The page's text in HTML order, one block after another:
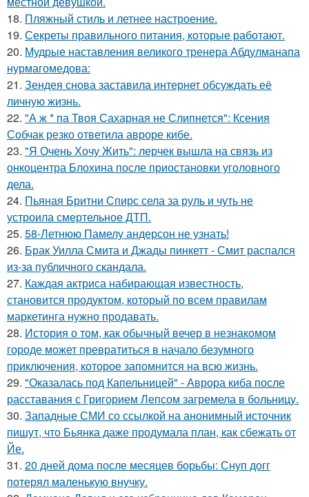
18. Пляжный стиль и летнее настроение.
19. Секреты правильного питания, которые работают.
20. Мудрые наставления великого тренера Абдулманапа
нурмагомедова:
21. Зендея снова заставила интернет обсуждать её
личную жизнь.
22. "А ж * па Твоя Сахарная не Слипнется": Ксения
Собчак резко ответила авроре кибе.
23. "Я Очень Хочу Жить": лерчек вышла на связь из
онкоцентра Блохина после приостановки уголовного
дела.
24. Пьяная Бритни Спирс села за руль и чуть не
устроила смертельное ДТП.
25. 58-Летнюю Памелу андерсон не узнать!
26. Брак Уилла Смита и Джады пинкетт - Смит распался
из-за публичного скандала.
27. Каждая актриса набирающая известность,
становится продуктом, который по всем правилам
маркетинга нужно продавать.
28. История о том, как обычный вечер в незнакомом
городе может превратиться в начало безумного
приключения, которое запомнится на всю жизнь.
29. "Оказалась под Капельницей" - Аврора киба после
расставания с Григорием Лепсом загремела в больницу.
30. Западные СМИ со ссылкой на анонимный источник
пишут, что Бьянка даже продумала план, как сбежать от
Йе.
31. 20 дней дома после месяцев борьбы: Снуп догг
потерял маленькую внучку.